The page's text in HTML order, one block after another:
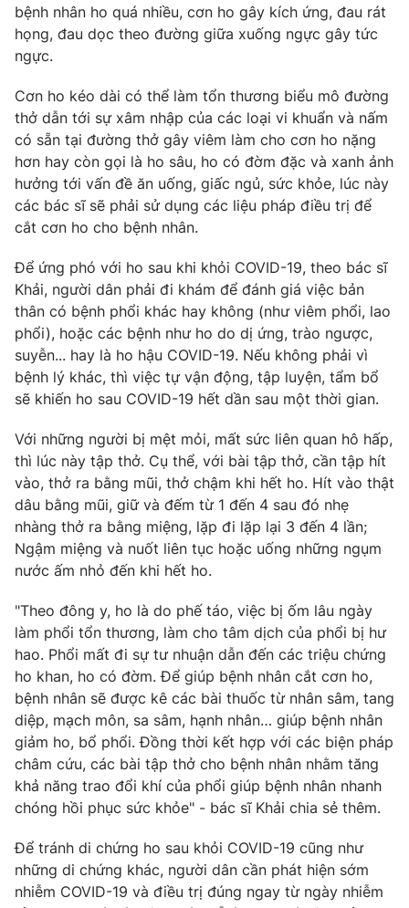
VTV9 VTV8
THỜI BÁO VTV
Theo dõi báo trên
Cơ quan chủ quản:Đài Truyền hình Việt Nam
Cơ quan báo chí:Thời báo VTV
Giấy phép hoạt động báo in và báo điện tử số 483/GP-BTTTT
cấp ngày 29/12/2023
Tổng Biên tập:Vũ Thanh Thủy
Phó Tổng Biên tập:Nguyễn Thị Mỹ Hạnh, Phạm Quốc Thắng,
Tổng đài VTV:024.38 355 931 - 024.38 355 932
Ðiện thoại Thời báo VTV:
024.66 897 897
Email:toasoan@vtv.vn
Liên hệ quảng cáo:024-7300.7108
® Cấm sao chép dưới mọi hình thức nếu không có sự chấp
thuận bằng văn bản. Ghi rõ nguồn VTV.vn khi phát hành lại
thông tin từ website này.
bệnh nhân ho quá nhiều, cơn ho gây kích ứng, đau rát
họng, đau dọc theo đường giữa xuống ngực gây tức
ngực.
Cơn ho kéo dài có thể làm tổn thương biểu mô đường
thở dẫn tới sự xâm nhập của các loại vi khuẩn và nấm
có sẵn tại đường thở gây viêm làm cho cơn ho nặng
hơn hay còn gọi là ho sâu, ho có đờm đặc và xanh ảnh
hưởng tới vấn đề ăn uống, giấc ngủ, sức khỏe, lúc này
các bác sĩ sẽ phải sử dụng các liệu pháp điều trị để
cắt cơn ho cho bệnh nhân.
Để ứng phó với ho sau khi khỏi COVID-19, theo bác sĩ
Khải, người dân phải đi khám để đánh giá việc bản
thân có bệnh phổi khác hay không (như viêm phổi, lao
phổi), hoặc các bệnh như ho do dị ứng, trào ngược,
suyễn... hay là ho hậu COVID-19. Nếu không phải vì
bệnh lý khác, thì việc tự vận động, tập luyện, tẩm bổ
sẽ khiến ho sau COVID-19 hết dần sau một thời gian.
Với những người bị mệt mỏi, mất sức liên quan hô hấp,
thì lúc này tập thở. Cụ thể, với bài tập thở, cần tập hít
vào, thở ra bằng mũi, thở chậm khi hết ho. Hít vào thật
dâu bằng mũi, giữ và đếm từ 1 đến 4 sau đó nhẹ
nhàng thở ra bằng miệng, lặp đi lặp lại 3 đến 4 lần;
Ngậm miệng và nuốt liên tục hoặc uống những ngụm
nước ấm nhỏ đến khi hết ho.
"Theo đông y, ho là do phế táo, việc bị ốm lâu ngày
làm phổi tổn thương, làm cho tâm dịch của phổi bị hư
hao. Phổi mất đi sự tư nhuận dẫn đến các triệu chứng
ho khan, ho có đờm. Để giúp bệnh nhân cắt cơn ho,
bệnh nhân sẽ được kê các bài thuốc từ nhân sâm, tang
diệp, mạch môn, sa sâm, hạnh nhân… giúp bệnh nhân
giảm ho, bổ phổi. Đồng thời kết hợp với các biện pháp
châm cứu, các bài tập thở cho bệnh nhân nhằm tăng
khả năng trao đổi khí của phổi giúp bệnh nhân nhanh
chóng hồi phục sức khỏe" - bác sĩ Khải chia sẻ thêm.
Để tránh di chứng ho sau khỏi COVID-19 cũng như
những di chứng khác, người dân cần phát hiện sớm
nhiễm COVID-19 và điều trị đúng ngay từ ngày nhiễm